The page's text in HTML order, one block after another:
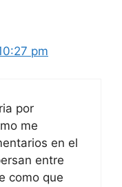
pm
por
me
en el
entre
como que